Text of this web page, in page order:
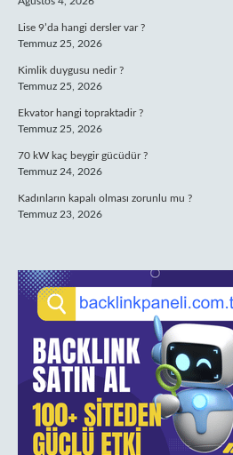
Lise 9’da hangi dersler var ?
Temmuz 25, 2026
Kimlik duygusu nedir ?
Temmuz 25, 2026
Ekvator hangi topraktadir ?
Temmuz 25, 2026
70 kW kaç beygir gücüdür ?
Temmuz 24, 2026
Kadınların kapalı olması zorunlu mu ?
Temmuz 23, 2026